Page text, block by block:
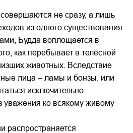
не сразу, а лишь
из одного существования
Будда воплощается в
как перебывает в телесной
животных. Вследствие
лица – ламы и бонзы, или
исключительно
уважения ко всякому живому
распространяется